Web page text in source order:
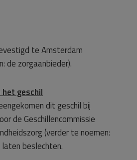
te Amsterdam
de zorgaanbieder).
het geschil
dit geschil bij
de Geschillencommissie
(verder te noemen:
beslechten.